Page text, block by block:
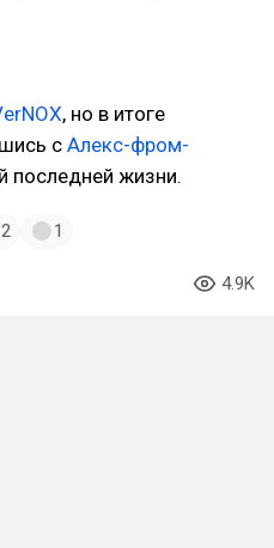
, но в итоге
с Алекс-фром-
последней жизни.
2 1
4.9K